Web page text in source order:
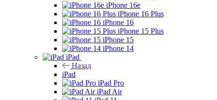
iPhone 16e
iPhone 16 Plus
iPhone 16
iPhone 15 Plus
iPhone 15
iPhone 14
iPad
Назад
iPad
iPad Pro
iPad Air